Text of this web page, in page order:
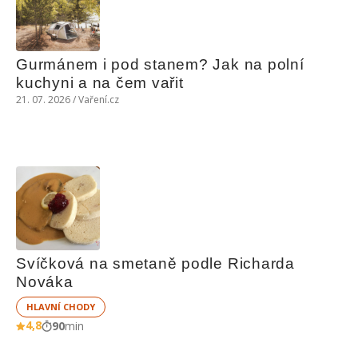
Gurmánem i pod stanem? Jak na polní
kuchyni a na čem vařit
21. 07. 2026 / Vaření.cz
Svíčková na smetaně podle Richarda
Nováka
HLAVNÍ CHODY
4,8 90min